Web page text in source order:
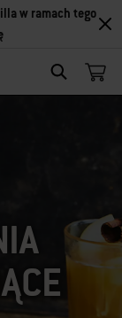
SEARCH
w ramach tego